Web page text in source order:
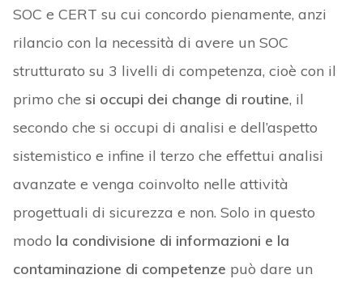
SOC e CERT su cui concordo pienamente, anzi
rilancio con la necessità di avere un SOC
strutturato su 3 livelli di competenza, cioè con il
primo che si occupi dei change di routine, il
secondo che si occupi di analisi e dell’aspetto
sistemistico e infine il terzo che effettui analisi
avanzate e venga coinvolto nelle attività
progettuali di sicurezza e non. Solo in questo
modo la condivisione di informazioni e la
contaminazione di competenze può dare un